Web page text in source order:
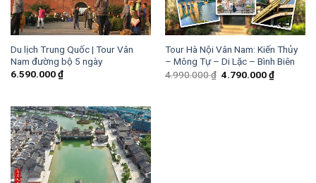
Du lịch Trung Quốc | Tour Vân
Nam đường bộ 5 ngày
6.590.000₫
Tour Hà Nội Vân Nam: Kiến Thủy
– Mông Tự – Di Lặc – Bình Biên
4.990.000₫ 4.790.000₫